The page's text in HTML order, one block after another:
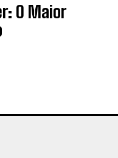
O Maior